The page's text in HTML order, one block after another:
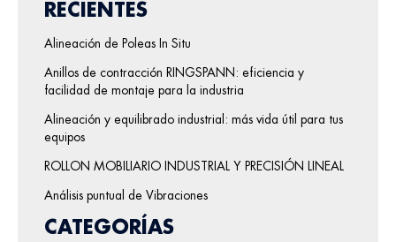
RECIENTES
Alineación de Poleas In Situ
Anillos de contracción RINGSPANN: eficiencia y
facilidad de montaje para la industria
Alineación y equilibrado industrial: más vida útil para tus
equipos
ROLLON MOBILIARIO INDUSTRIAL Y PRECISIÓN LINEAL
Análisis puntual de Vibraciones
CATEGORÍAS